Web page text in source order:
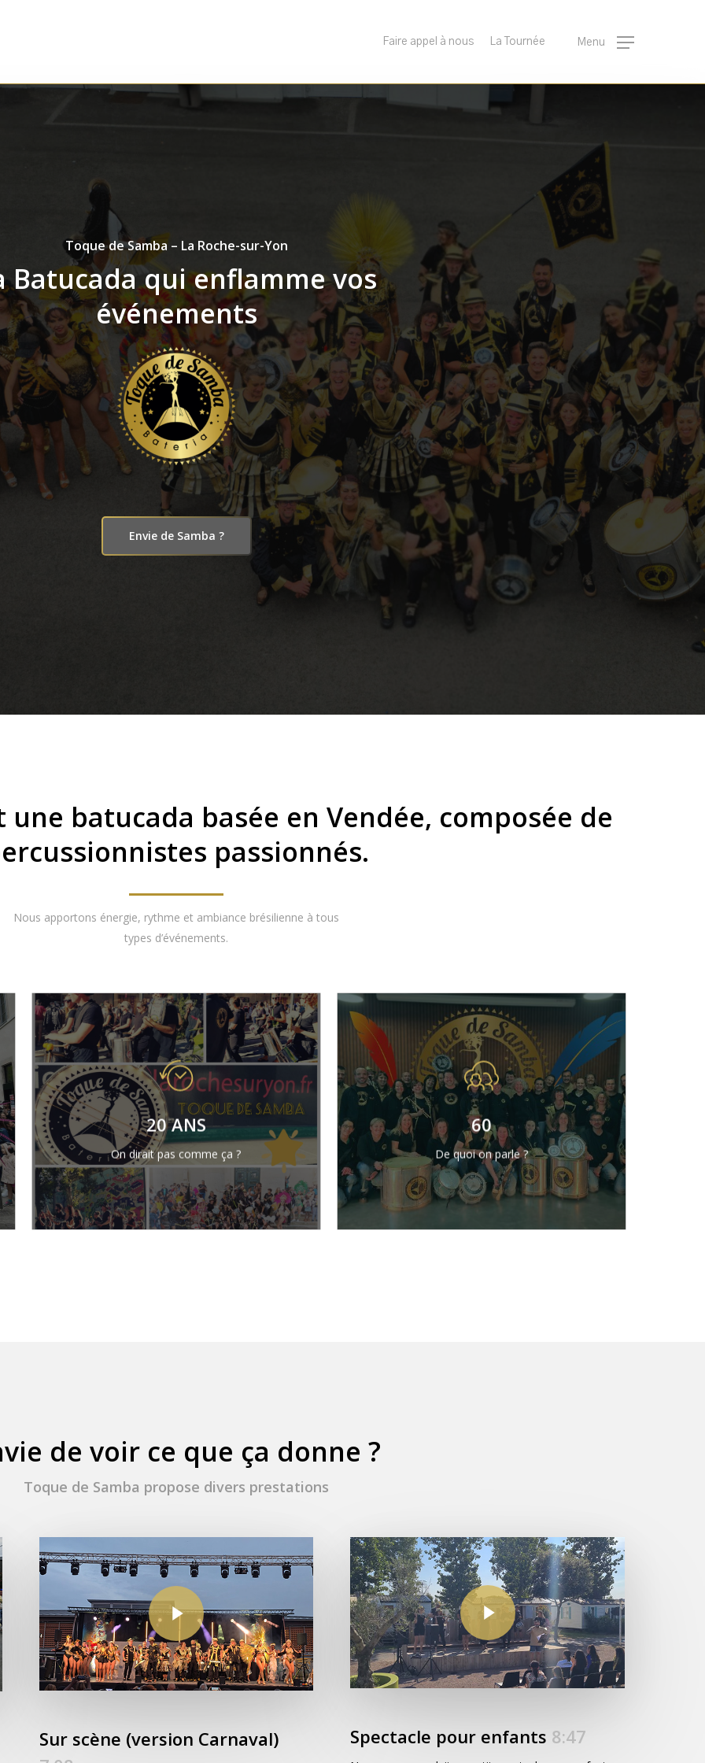
Faire appel à nous La Tournée Menu
Toque de Samba – La Roche-sur-Yon
Batucada qui enflamme vos
événements
Envie de Samba ?
une batucada basée en Vendée, composée de
passionnés.
Nous apportons énergie, rythme et ambiance brésilienne à tous
types d’événements.
20 ANS
On dirait pas comme ça ?
20 ans en 2026
Tout a commencé en 2006 et
l’aventure est toujours en marche…si
ce n’est en déambulation !
60
De quoi on parle ?
62 exactement
Membres actifs en ce moment…et
c’est sans compter nos followers et
les anciens Toqués !
de voir ce que ça donne ?
Toque de Samba propose divers prestations
Play Video
Sur scène (version Carnaval)
Play Video
Spectacle pour enfants 8:47